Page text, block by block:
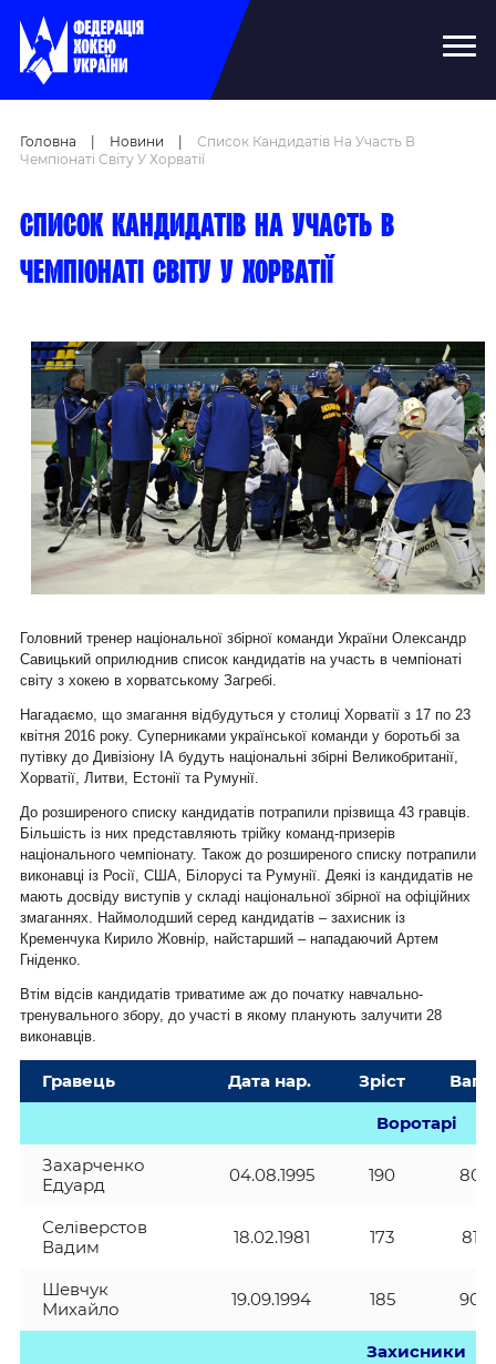
Головна Новини
Список Кандидатів На Участь В
Чемпіонаті Світу У Хорватії
Список кандидатів на участь в
чемпіонаті світу у Хорватії
Головний тренер національної збірної команди України Олександр
Савицький оприлюднив список кандидатів на участь в чемпіонаті
світу з хокею в хорватському Загребі.
Нагадаємо, що змагання відбудуться у столиці Хорватії з 17 по 23
квітня 2016 року. Суперниками української команди у боротьбі за
путівку до Дивізіону ІА будуть національні збірні Великобританії,
Хорватії, Литви, Естонії та Румунії.
До розширеного списку кандидатів потрапили прізвища 43 гравців.
Більшість із них представляють трійку команд-призерів
національного чемпіонату. Також до розширеного списку потрапили
виконавці із Росії, США, Білорусі та Румунії. Деякі із кандидатів не
мають досвіду виступів у складі національної збірної на офіційних
змаганнях. Наймолодший серед кандидатів – захисник із
Кременчука Кирило Жовнір, найстарший – нападаючий Артем
Гніденко.
Втім відсів кандидатів триватиме аж до початку навчально-
тренувального збору, до участі в якому планують залучити 28
виконавців.
Гравець Дата нар. Зріст
Вага
Воротарі
Захарченко
Едуард
04.08.1995 190 80
Селіверстов
Вадим
18.02.1981 173 81
Шевчук
Михайло
19.09.1994 185 90
Захисники